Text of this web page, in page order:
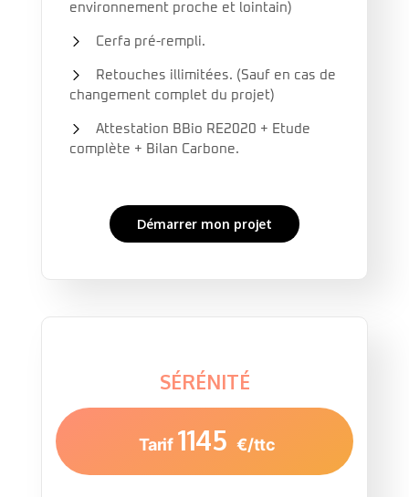
environnement proche et lointain)
Cerfa pré-rempli.
Retouches illimitées. (Sauf en cas de
changement complet du projet)
Attestation BBio RE2020 + Etude
complète + Bilan Carbone.
Démarrer mon projet
SÉRÉNITÉ
Tarif 1145 €/ttc